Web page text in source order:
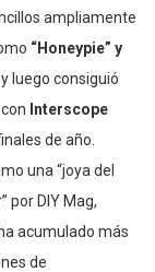
ampliamente
“Honeypie” y
y luego consiguió
Interscope
de año.
una “joya del
por DIY Mag,
acumulado más
de